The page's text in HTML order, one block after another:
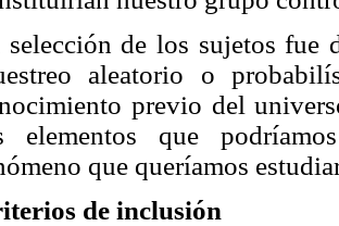
selección de los sujetos fue
aleatorio o
previo del
elementos que
que queríamos
de inclusión